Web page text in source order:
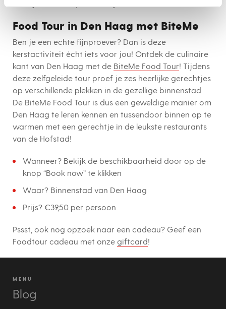
Food Tour in Den Haag met BiteMe
Ben je een echte fijnproever? Dan is deze
kerstactiviteit écht iets voor jou! Ontdek de culinaire
kant van Den Haag met de BiteMe Food Tour! Tijdens
deze zelfgeleide tour proef je zes heerlijke gerechtjes
op verschillende plekken in de gezellige binnenstad.
De BiteMe Food Tour is dus een geweldige manier om
Den Haag te leren kennen en tussendoor binnen op te
warmen met een gerechtje in de leukste restaurants
van de Hofstad!
Wanneer? Bekijk de beschikbaarheid door op de
knop “Book now” te klikken
Waar? Binnenstad van Den Haag
Prijs? €39,50 per persoon
Pssst, ook nog opzoek naar een cadeau? Geef een
Foodtour cadeau met onze giftcard!
MENU
Blog